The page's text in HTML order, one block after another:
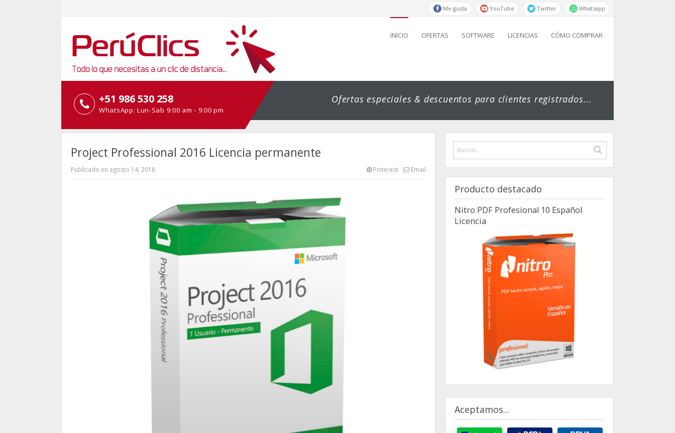
Me gusta YouTube Twitter Whatsapp
INICIO OFERTAS SOFTWARE LICENCIAS CÓMO COMPRAR
+51 986 530 258
WhatsApp: Lun-Sab 9:00 am - 9:00 pm
Ofertas especiales & descuentos para clientes registrados...
Project Professional 2016 Licencia permanente
Publicado en agosto 14, 2018 Email
Pinterest
Producto destacado
Nitro PDF Profesional 10 Español
Licencia
Aceptamos...